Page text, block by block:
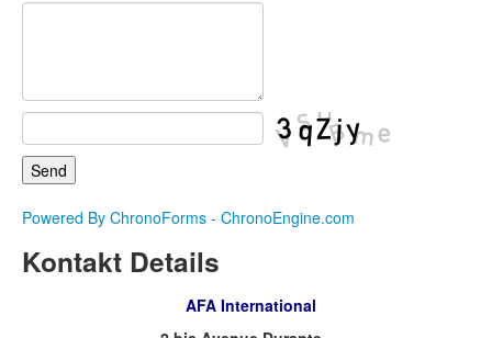
Powered By ChronoForms - ChronoEngine.com
Kontakt Details
AFA International